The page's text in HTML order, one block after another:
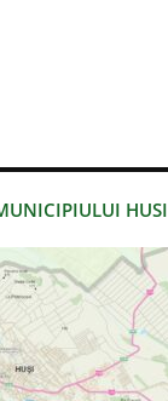
HUSI